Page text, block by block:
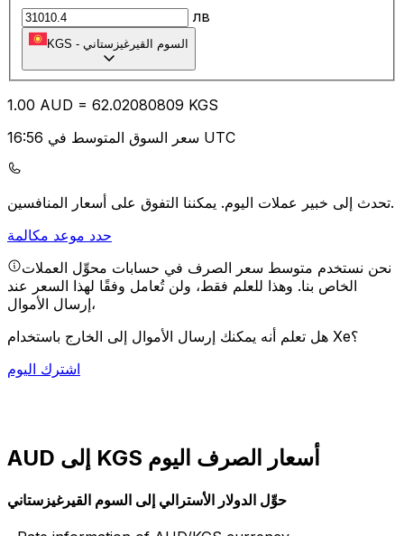
лв
KGS - السوم القيرغيزستاني
1.00 AUD = 62.02080809 KGS
سعر السوق المتوسط في 16:56 UTC
تحدث إلى خبير عملات اليوم.يمكننا التفوق على أسعار المنافسين.
حدد موعد مكالمة
نحن نستخدم متوسط سعر الصرف في حسابات محوِّل العملات
الخاص بنا. وهذا للعلم فقط، ولن تُعامل وفقًا لهذا السعر عند
إرسال الأموال،
هل تعلم أنه يمكنك إرسال الأموال إلى الخارج باستخدام Xe؟
اشترك اليوم
AUD إلى KGS أسعار الصرف اليوم
حوِّل الدولار الأسترالي إلى السوم القيرغيزستاني